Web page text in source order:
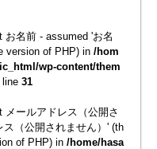
お名前 - assumed 'お名
version of PHP) in /hom
wp-content/them
line 31
ールアドレス（公開さ
（公開されません）' (th
of PHP) in /home/hasa